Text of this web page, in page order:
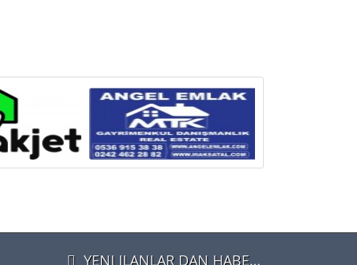
YENI ILANLAR DAN HABERDAR OLMAK IÇIN ÜYE OLUN